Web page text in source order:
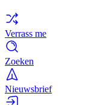
Verrass me
Zoeken
Nieuwsbrief